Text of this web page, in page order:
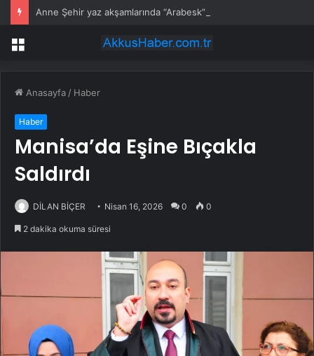
Anne Şehir yaz akşamlarında “Arabesk” rüzgârı esti
Menü
Anasayfa / Haber
Haber
Manisa’da Eşine Bıçakla
Saldırdı
DİLAN BİÇER Nisan 16, 2026 0 0
2 dakika okuma süresi